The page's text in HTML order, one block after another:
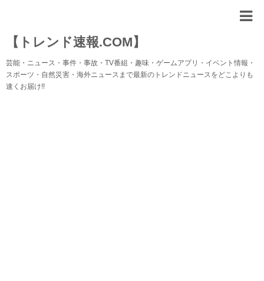
【トレンド速報.COM】
芸能・ニュース・事件・事故・TV番組・趣味・ゲームアプリ・イベント情報・
スポーツ・自然災害・海外ニュースまで最新のトレンドニュースをどこよりも
速くお届け!!